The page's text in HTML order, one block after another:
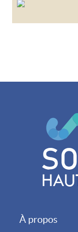
À propos